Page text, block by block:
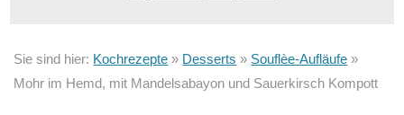
Sie sind hier: Kochrezepte » Desserts » Souflèe-Aufläufe »
Mohr im Hemd, mit Mandelsabayon und Sauerkirsch Kompott